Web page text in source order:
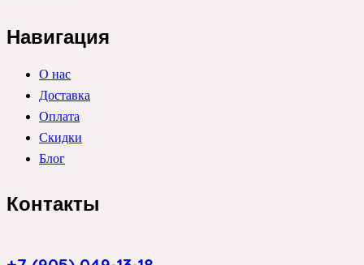
Навигация
О нас
Доставка
Оплата
Скидки
Блог
Контакты